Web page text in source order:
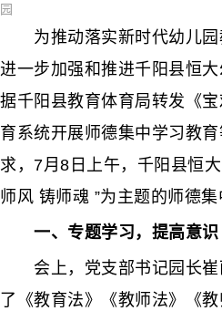
园
为推动落实新时代幼儿园
进一步加强和推进千阳县恒
据千阳县教育体育局转发《
育系统开展师德集中学习教
求，7月8日上午，千阳县恒
师风 铸师魂 ”为主题的师德集
一、专题学习，提高意识
会上，党支部书记园长崔
了《教育法》《教师法》《